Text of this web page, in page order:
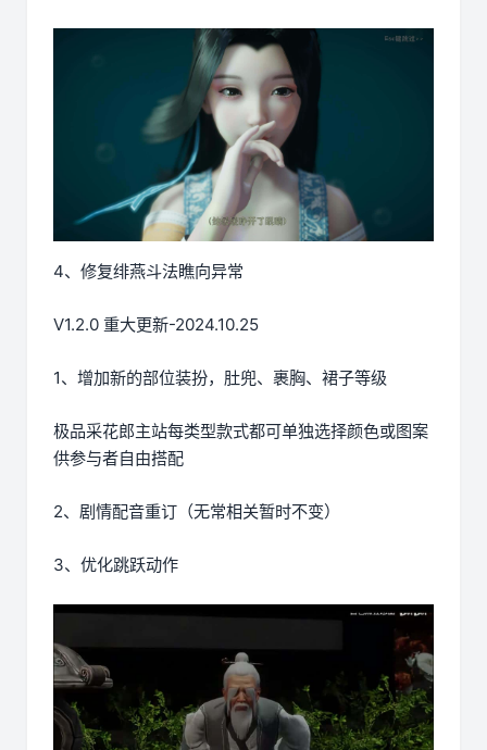
4、修复绯燕斗法瞧向异常
V1.2.0 重大更新-2024.10.25
1、增加新的部位装扮，肚兜、裹胸、裙子等级
极品采花郎主站每类型款式都可单独选择颜色或图案
供参与者自由搭配
2、剧情配音重订（无常相关暂时不变）
3、优化跳跃动作